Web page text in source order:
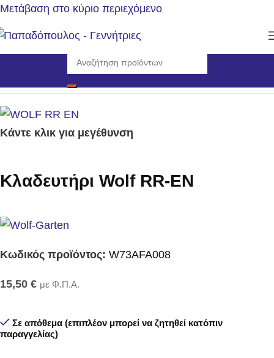
Μετάβαση στο κύριο περιεχόμενο
Αρχική σελίδα/Εργαλεία/Εργαλεία Χειρός
Κάντε κλικ για μεγέθυνση
Κλαδευτήρι Wolf RR-EN
Κωδικός προϊόντος: W73AFA008
15,50 € με Φ.Π.Α.
Σε απόθεμα (επιπλέον μπορεί να ζητηθεί κατόπιν
παραγγελίας)